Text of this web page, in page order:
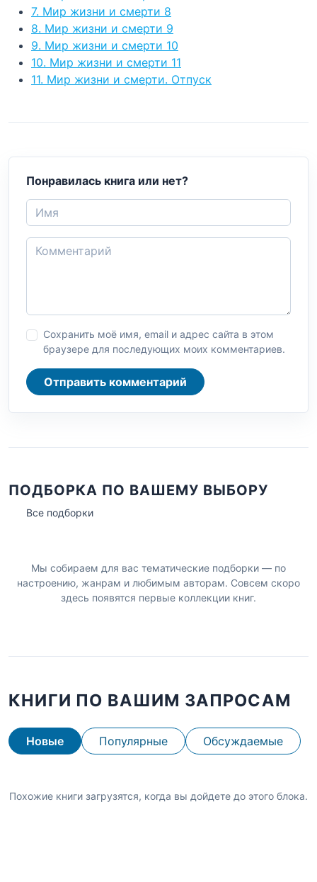
7. Мир жизни и смерти 8
8. Мир жизни и смерти 9
9. Мир жизни и смерти 10
10. Мир жизни и смерти 11
11. Мир жизни и смерти. Отпуск
Понравилась книга или нет?
Сохранить моё имя, email и адрес сайта в этом
браузере для последующих моих комментариев.
Отправить комментарий
ПОДБОРКА ПО ВАШЕМУ ВЫБОРУ
Все подборки
Мы собираем для вас тематические подборки — по
настроению, жанрам и любимым авторам. Совсем скоро
здесь появятся первые коллекции книг.
КНИГИ ПО ВАШИМ ЗАПРОСАМ
Новые Популярные Обсуждаемые
Похожие книги загрузятся, когда вы дойдете до этого блока.